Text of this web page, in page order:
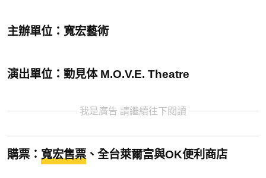
主辦單位：寬宏藝術
演出單位：動見体 M.O.V.E. Theatre
我是廣告 請繼續往下閱讀
購票： 寬宏售票 、全台萊爾富與OK便利商店